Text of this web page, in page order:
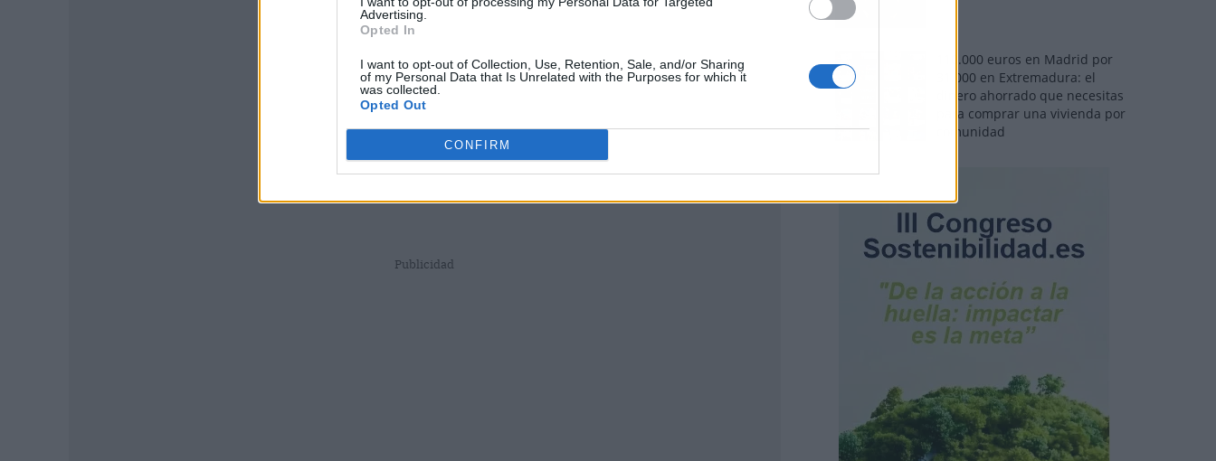
Advertising.
Opted In
I want to opt-out of Collection, Use, Retention, Sale, and/or Sharing
of my Personal Data that Is Unrelated with the Purposes for which it
was collected.
Opted Out
CONFIRM
Publicidad
110.000 euros en Madrid por
31.000 en Extremadura: el
dinero ahorrado que necesitas
para comprar una vivienda por
comunidad